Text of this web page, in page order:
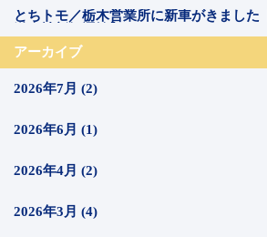
とちトモ／栃木営業所に新車がきました
アーカイブ
2026年7月 (2)
2026年6月 (1)
2026年4月 (2)
2026年3月 (4)